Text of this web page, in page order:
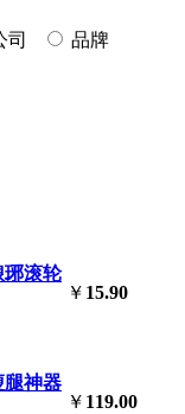
司
品牌
琊滚轮
￥ 15.90
腿神器
￥ 119.00